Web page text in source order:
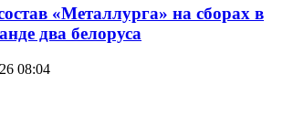
«Металлурга» на сборах в
два белоруса
08:04